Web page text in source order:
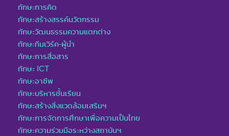
ทักษะการคิด
ทักษะสร้างสรรค์นวัตกรรม
ทักษะวัฒนธรรมความแตกต่าง
ทักษะทีมเวิร์ค-ผู้นำ
ทักษะการสื่อสาร
ทักษะ ICT
ทักษะอาชีพ
ทักษะบริหารชั้นเรียน
ทักษะสร้างสิ่งแวดล้อมเสริมฯ
ทักษะการจัดการศึกษาเพื่อความเป็นไทย
ทักษะความร่วมมือระหว่างสถาบันฯ